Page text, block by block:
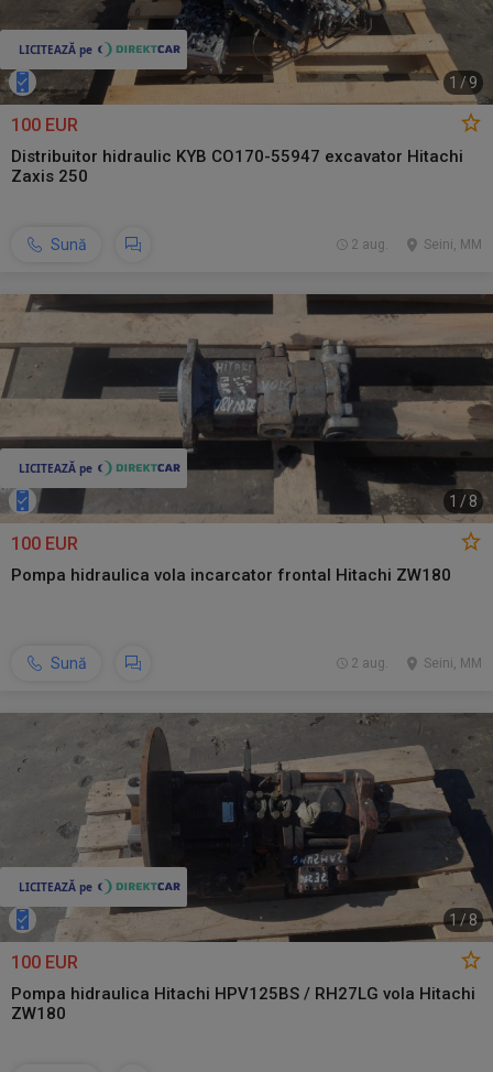
1 / 9
100 EUR
Distribuitor hidraulic KYB CO170-55947 excavator Hitachi
Zaxis 250
Sună Seini, MM
2 aug.
1 / 8
100 EUR
Pompa hidraulica vola incarcator frontal Hitachi ZW180
Sună Seini, MM
2 aug.
1 /8
100 EUR
Pompa hidraulica Hitachi HPV125BS / RH27LG vola Hitachi
ZW180